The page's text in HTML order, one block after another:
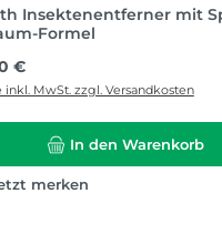
Insektenentferner mit
Formel
Preis:
€
inkl. MwSt. zzgl. Versandkosten
In den Warenkorb
merken